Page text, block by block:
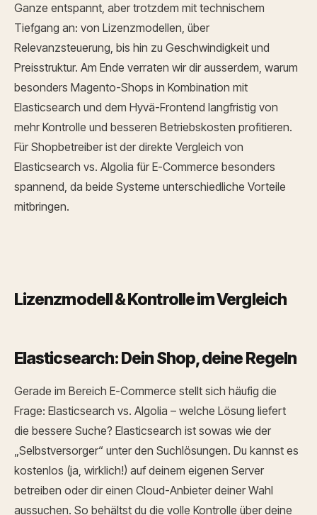
Ganze entspannt, aber trotzdem mit technischem
Tiefgang an: von Lizenzmodellen, über
Relevanzsteuerung, bis hin zu Geschwindigkeit und
Preisstruktur. Am Ende verraten wir dir ausserdem, warum
besonders Magento-Shops in Kombination mit
Elasticsearch und dem Hyvä-Frontend langfristig von
mehr Kontrolle und besseren Betriebskosten profitieren.
Für Shopbetreiber ist der direkte Vergleich von
Elasticsearch vs. Algolia für E-Commerce besonders
spannend, da beide Systeme unterschiedliche Vorteile
mitbringen.
Lizenzmodell & Kontrolle im Vergleich
Elasticsearch: Dein Shop, deine Regeln
Gerade im Bereich E-Commerce stellt sich häufig die
Frage: Elasticsearch vs. Algolia – welche Lösung liefert
die bessere Suche? Elasticsearch ist sowas wie der
„Selbstversorger“ unter den Suchlösungen. Du kannst es
kostenlos (ja, wirklich!) auf deinem eigenen Server
betreiben oder dir einen Cloud-Anbieter deiner Wahl
aussuchen. So behältst du die volle Kontrolle über deine